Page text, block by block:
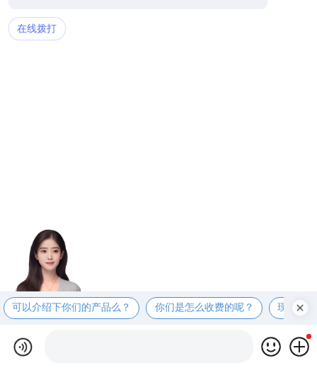
在线拨打
可以介绍下你们的产品么？ 你们是怎么收费的呢？ 现在有